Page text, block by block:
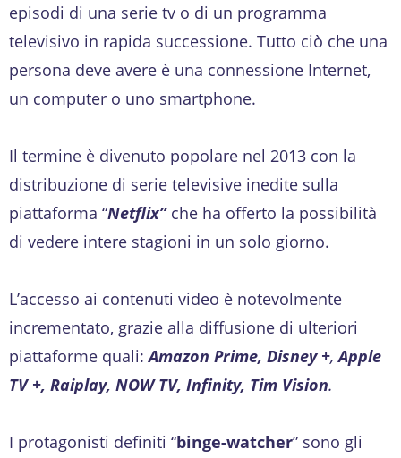
episodi di una serie tv o di un programma
televisivo in rapida successione. Tutto ciò che una
persona deve avere è una connessione Internet,
un computer o uno smartphone.
Il termine è divenuto popolare nel 2013 con la
distribuzione di serie televisive inedite sulla
piattaforma “Netflix”che ha offerto la possibilità
di vedere intere stagioni in un solo giorno.
L’accesso ai contenuti video è notevolmente
incrementato, grazie alla diffusione di ulteriori
piattaforme quali:Amazon Prime, Disney +, Apple
TV +, Raiplay, NOW TV, Infinity, Tim Vision.
I protagonisti definiti “binge-watcher” sono gli